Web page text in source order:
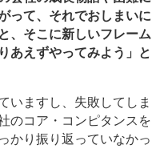
って、それでおしまいに
、そこに新しいフレーム
あえずやってみよう」と
いますし、失敗してしま
のコア・コンピタンスを
かり振り返っていなかっ